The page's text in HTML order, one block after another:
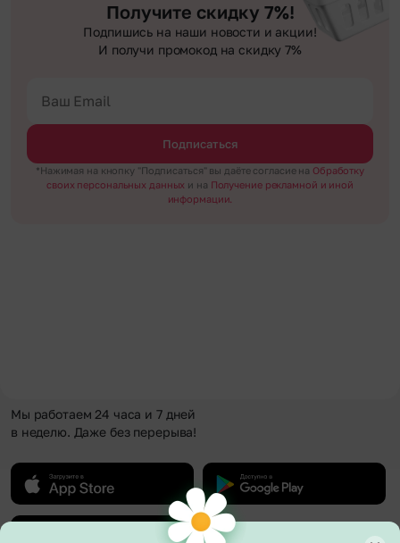
Получите скидку 7%!
Подпишись на наши новости и акции!
И получи промокод на скидку 7%
Подписаться
*Нажимая на кнопку "Подписаться" вы даёте согласие на Обработку
своих персональных данных и на Получение рекламной и иной
информации.
Мы работаем 24 часа и 7 дней
в неделю. Даже без перерыва!